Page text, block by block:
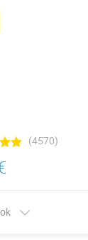
(4570)